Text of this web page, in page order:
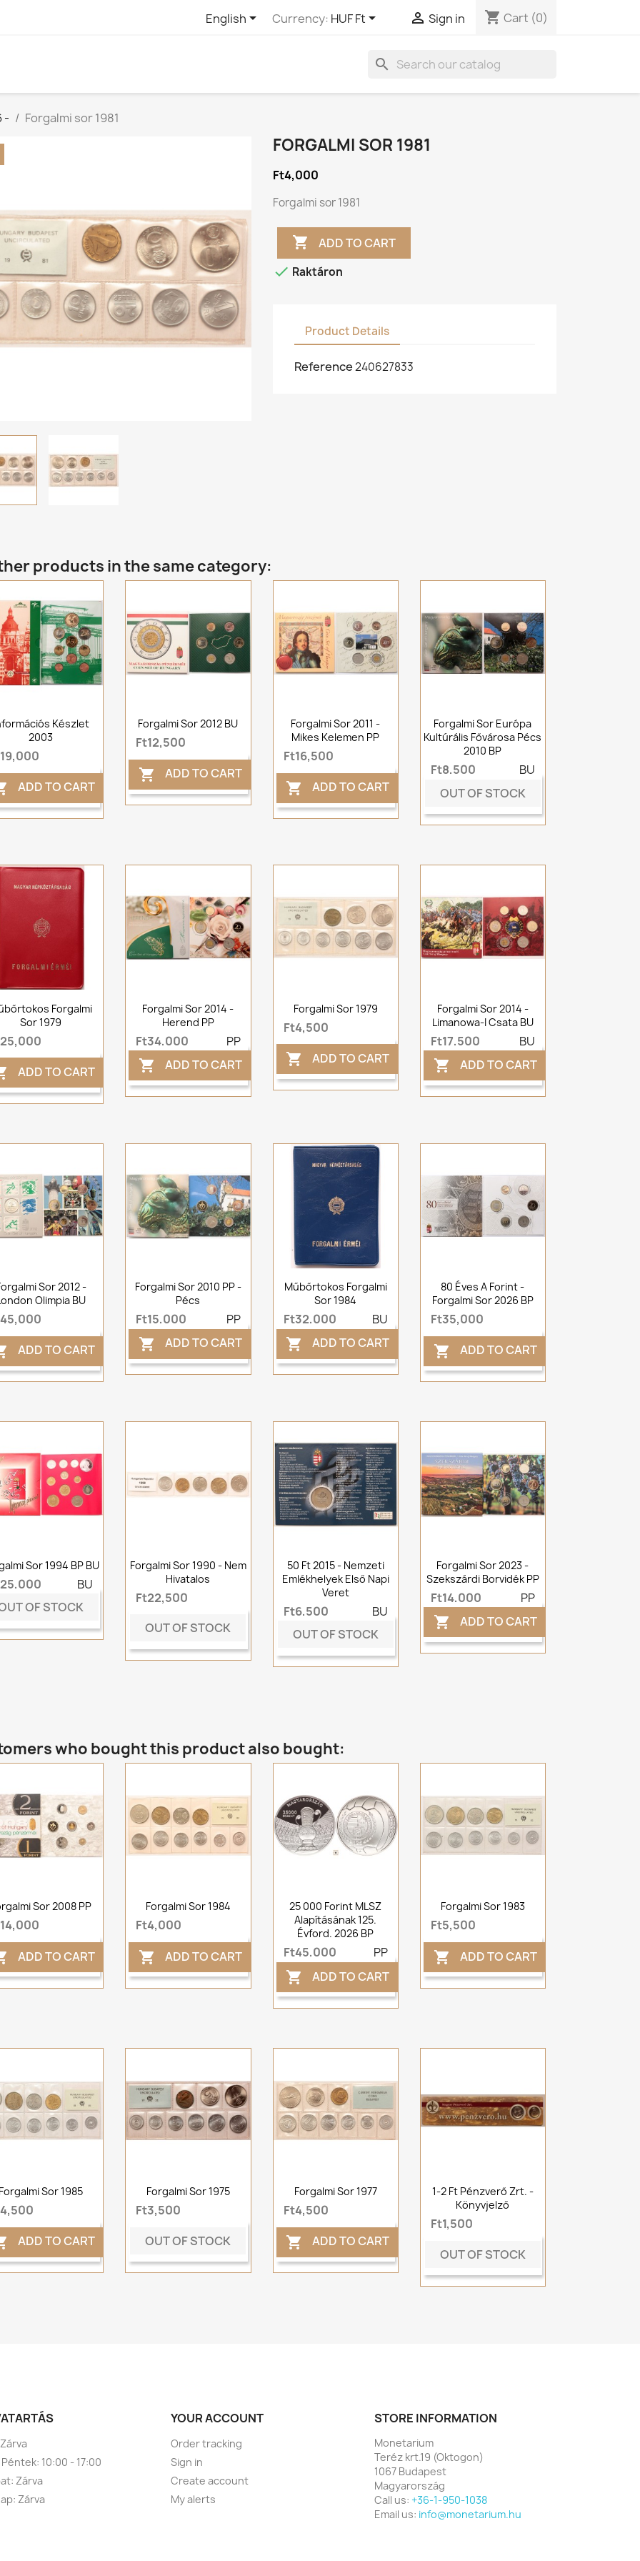
English Currency: HUF Ft  Sign in shopping_cart Cart (0)
search
- Forgalmi sor 1981
FORGALMI SOR 1981
Ft4,000
Forgalmi sor 1981
 ADD TO CART
 Raktáron
Product Details
Reference240627833
products in the same category:
Készlet
2003
ADD TO CART
Forgalmi Sor 2012 BU
Ft12,500
 ADD TO CART
Forgalmi Sor 2011 -
Mikes Kelemen PP
Ft16,500
 ADD TO CART
Forgalmi Sor Európa
Kultúrális Fővárosa Pécs
2010 BP
Ft8,500
BU
OUT OF STOCK
Forgalmi
Sor 1979
ADD TO CART
Forgalmi Sor 2014 -
Herend PP
Ft34,000 PP
 ADD TO CART
Forgalmi Sor 1979
Ft4,500
 ADD TO CART
Forgalmi Sor 2014 -
Limanowa-I Csata BU
Ft17,500 BU
 ADD TO CART
Sor 2012 -
Olimpia BU
ADD TO CART
Forgalmi Sor 2010 PP -
Pécs
Ft15,000 PP
 ADD TO CART
Műbőrtokos Forgalmi
Sor 1984
Ft32,000 BU
 ADD TO CART
80 Éves A Forint -
Forgalmi Sor 2026 BP
Ft35,000
 ADD TO CART
Sor 1994 BP BU
BU
OF STOCK
Forgalmi Sor 1990 - Nem
Hivatalos
Ft22,500
OUT OF STOCK
50 Ft 2015 - Nemzeti
Emlékhelyek Első Napi
Veret
Ft6,500
BU
OUT OF STOCK
Forgalmi Sor 2023 -
Szekszárdi Borvidék PP
Ft14,000 PP
 ADD TO CART
who bought this product also bought:
Sor 2008 PP
ADD TO CART
Forgalmi Sor 1984
Ft4,000
 ADD TO CART
25 000 Forint MLSZ
Alapításának 125.
Évford. 2026 BP
Ft45,000 PP
 ADD TO CART
Forgalmi Sor 1983
Ft5,500
 ADD TO CART
Sor 1985
ADD TO CART
Forgalmi Sor 1975
Ft3,500
OUT OF STOCK
Forgalmi Sor 1977
Ft4,500
 ADD TO CART
1-2 Ft Pénzverő Zrt. -
Könyvjelző
Ft1,500
OUT OF STOCK
10:00 - 17:00
Zárva
Zárva
YOUR ACCOUNT
Order tracking
Sign in
Create account
My alerts
STORE INFORMATION
Monetarium
Teréz krt.19 (Oktogon)
1067 Budapest
Magyarország
Call us: +36-1-950-1038
Email us: info@monetarium.hu